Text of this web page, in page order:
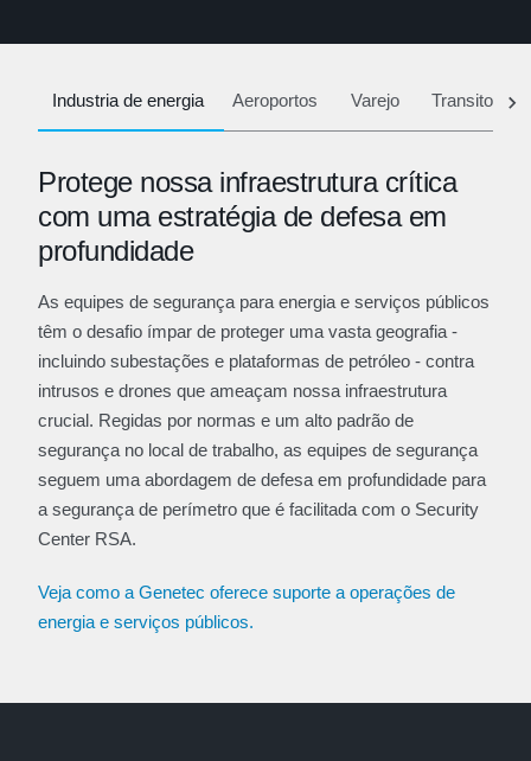
Industria de energia Aeroportos Varejo Transito
Protege nossa infraestrutura crítica
com uma estratégia de defesa em
profundidade
As equipes de segurança para energia e serviços públicos
têm o desafio ímpar de proteger uma vasta geografia -
incluindo subestações e plataformas de petróleo - contra
intrusos e drones que ameaçam nossa infraestrutura
crucial. Regidas por normas e um alto padrão de
segurança no local de trabalho, as equipes de segurança
seguem uma abordagem de defesa em profundidade para
a segurança de perímetro que é facilitada com o Security
Center RSA.
Veja como a Genetec oferece suporte a operações de
energia e serviços públicos.